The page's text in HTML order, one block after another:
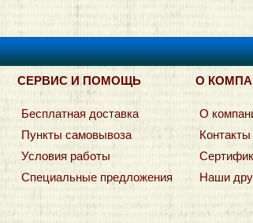
СЕРВИС И ПОМОЩЬ О
Бесплатная доставка
Пункты самовывоза
Условия работы
Специальные предложения
О
Контакты
Наши